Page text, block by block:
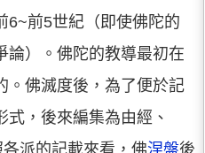
6~前5世紀（即使佛陀的
論）。佛陀的教導最初在
。佛滅度後，為了便於記
，後來編集為由經、
派的記載來看，佛涅盤後